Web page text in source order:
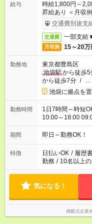
給与
時給1,800円～
昇給あり ＜月収
時間×22日 ＝月
交通費別途支
交通費 一部支給
月収例 15～20万
勤務地
東京都豊島区
池袋駅から徒歩5
から徒歩7分 / …
池袋に拠点を
勤務時間
1日7時間～時短OK！
10:00～18:00
期間 即日～勤務OK！
特徴 日払いOK / 履歴
勤務 / 10名以上
気になる！
掲載元企業